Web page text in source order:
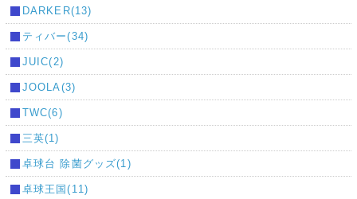
DARKER(13)
ティバー(34)
JUIC(2)
JOOLA(3)
TWC(6)
三英(1)
卓球台 除菌グッズ(1)
卓球王国(11)